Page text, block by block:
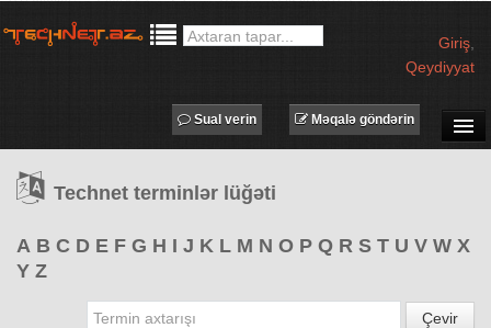
Giriş
Qeydiyyat
TƏDBİRLƏR
Məqalə göndərin
Sual verin
Technet terminlər lüğəti
A B C D E F G H I J K L M N O P Q R S T U V W X
Y Z
Çevir